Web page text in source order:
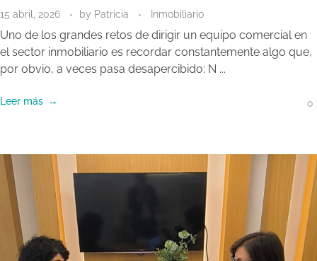
15 abril, 2026 by Patricia Inmobiliario
Uno de los grandes retos de dirigir un equipo comercial en
el sector inmobiliario es recordar constantemente algo que,
por obvio, a veces pasa desapercibido: N ...
Leer más 0